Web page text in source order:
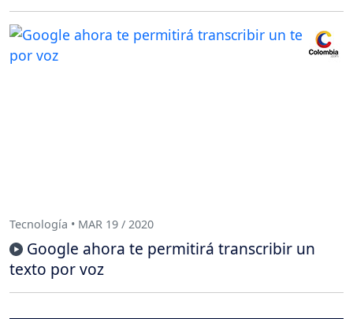
Tecnología • MAR 19 / 2020
Google ahora te permitirá transcribir un
texto por voz